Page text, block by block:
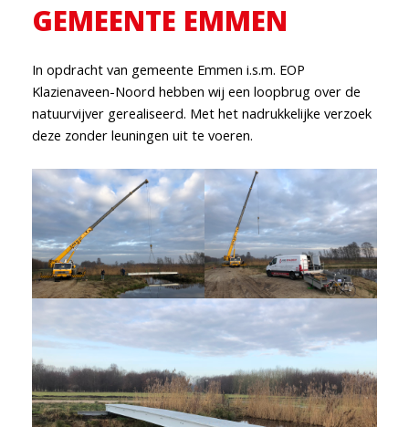
GEMEENTE EMMEN
In opdracht van gemeente Emmen i.s.m. EOP
Klazienaveen-Noord hebben wij een loopbrug over de
natuurvijver gerealiseerd. Met het nadrukkelijke verzoek
deze zonder leuningen uit te voeren.